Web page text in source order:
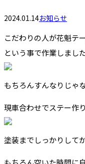
2024.01.14お知らせ
こだわりの人が花魁テ
という事で作業しまし
もちろんすんなりじゃ
現車合わせでステー作り
塗装までしっかりして